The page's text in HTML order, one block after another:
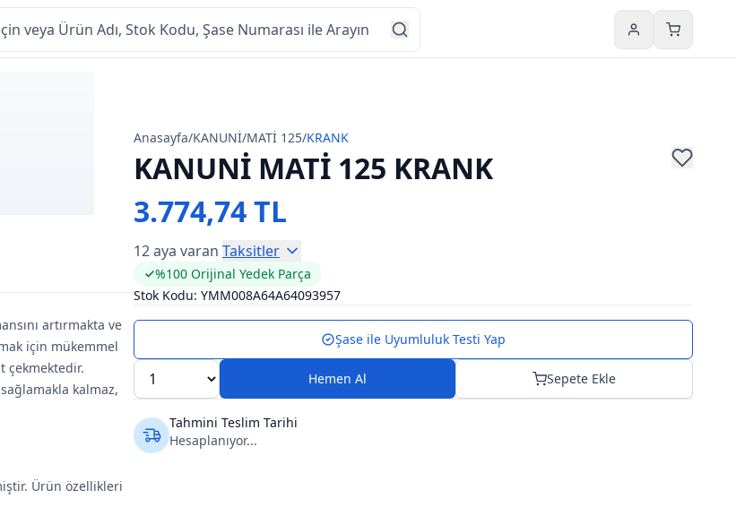
HesabımSepetim
Anasayfa/KANUNİ/MATİ 125/KRANK
KANUNİ MATİ 125 KRANK
3.774,74 TL
12 aya varan Taksitler
%100 Orijinal Yedek Parça
Stok Kodu: YMM008A64A64093957
Şase ile Uyumluluk Testi Yap
Hemen Al Sepete Ekle
Tahmini Teslim Tarihi
Hesaplanıyor...
artırmakta ve
için mükemmel
çekmektedir.
kalmaz,
Ürün özellikleri